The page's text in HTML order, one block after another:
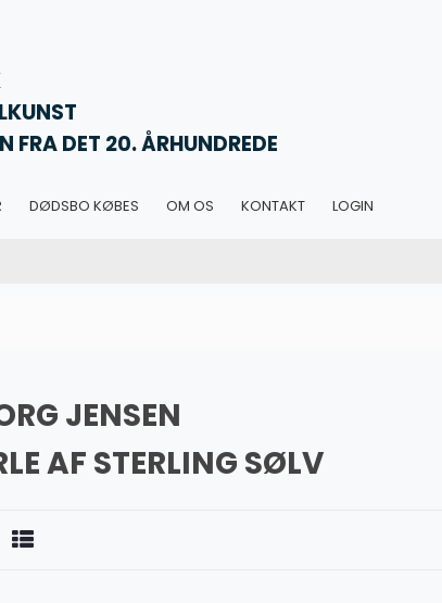
FRA DET 20. ÅRHUNDREDE
DØDSBO KØBES OM OS KONTAKT LOGIN
JENSEN
AF STERLING SØLV